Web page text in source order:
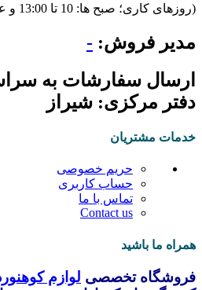
(روزهای کاری؛ صبح ها: 10 تا 13:00 و عصرها 17 تا 21)
مدیر فروش: -
ارسال سفارشات به
دفتر مرکزی: شیراز
خدمات مشتریان
حریم خصوصی
حساب کاربری
تماس با ما
Contact us
همراه ما باشید
فروشگاه تخصصی لوازم